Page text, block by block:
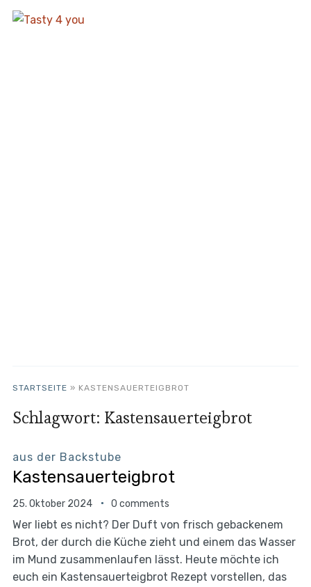
STARTSEITE » KASTENSAUERTEIGBROT
Schlagwort: Kastensauerteigbrot
aus der Backstube
Kastensauerteigbrot
25. Oktober 2024 0 comments
Wer liebt es nicht? Der Duft von frisch gebackenem
Brot, der durch die Küche zieht und einem das Wasser
im Mund zusammenlaufen lässt. Heute möchte ich
euch ein Kastensauerteigbrot Rezept vorstellen, das